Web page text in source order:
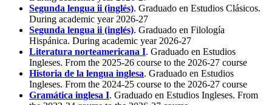
Segunda lengua ii (inglés). Graduado en Estudios Clásicos.
During academic year 2026-27
Segunda lengua ii (inglés). Graduado en Filología
Hispánica. During academic year 2026-27
Literatura norteamericana I. Graduado en Estudios
Ingleses. From the 2025-26 course to the 2026-27 course
Historia de la lengua inglesa. Graduado en Estudios
Ingleses. From the 2024-25 course to the 2026-27 course
Gramática inglesa I. Graduado en Estudios Ingleses. From